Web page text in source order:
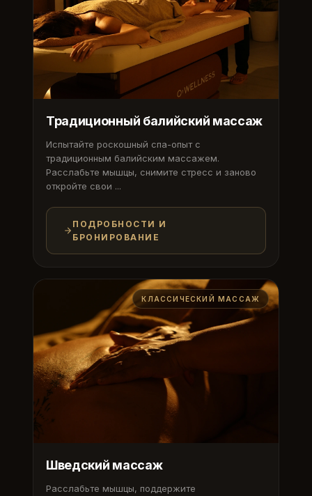
Традиционный балийский массаж
Испытайте роскошный спа-опыт с
традиционным балийским массажем.
Расслабьте мышцы, снимите стресс и заново
откройте свои ...
ПОДРОБНОСТИ И
БРОНИРОВАНИЕ
КЛАССИЧЕСКИЙ МАССАЖ
Шведский массаж
Расслабьте мышцы, поддержите